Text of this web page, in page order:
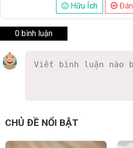
Hữu Ích
0 bình luận
CHỦ ĐỀ NỔI BẬT